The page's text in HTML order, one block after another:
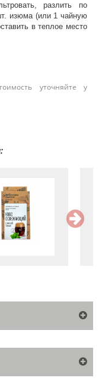
разлить по
изюма (или 1 чайную
в теплое место
уточняйте у